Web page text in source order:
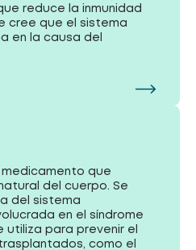
reduce la inmunidad
cree que el sistema
en la causa del
medicamento que
del cuerpo. Se
del sistema
en el síndrome
utiliza para prevenir el
como el